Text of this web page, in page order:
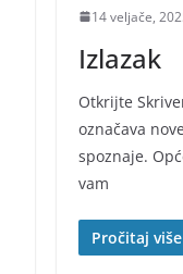
14 veljače,
Izlazak
Otkrijte
označava
spoznaje.
vam
Pročitaj više